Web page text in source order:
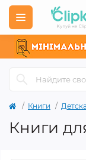
Книги
Книги